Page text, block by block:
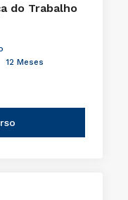
do Trabalho
12 Meses